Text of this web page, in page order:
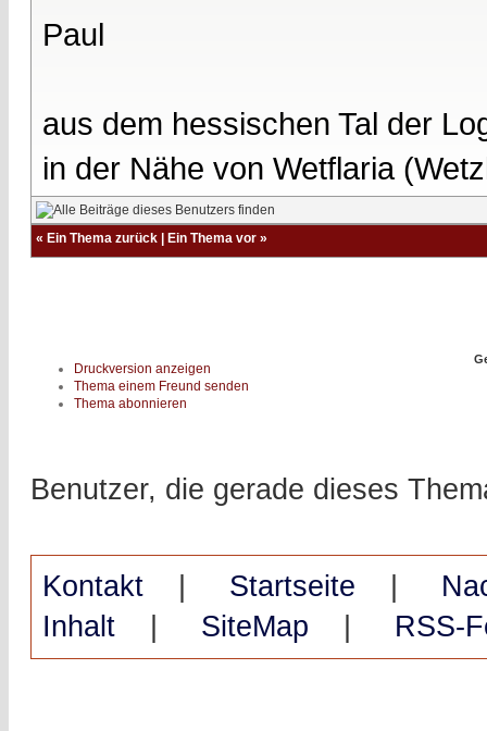
Paul
aus dem hessischen Tal der
in der Nähe von Wetflaria
« Ein Thema zurück | Ein Thema vor »
Druckversion anzeigen
Thema einem Freund senden
Thema abonnieren
Benutzer, die gerade dieses
Kontakt Startseite
Inhalt
SiteMap RSS-